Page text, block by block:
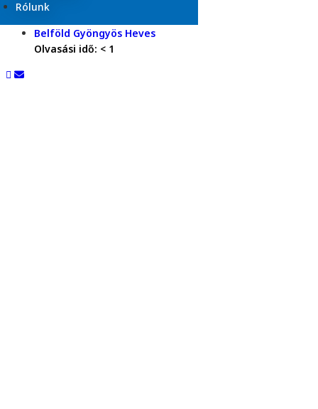
Rólunk
Belföld Gyöngyös Heves
Olvasási idő: < 1